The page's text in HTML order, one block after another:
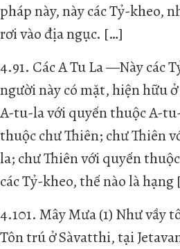
pháp này, này các Tỷ-kheo,
rơi vào địa ngục. […]
4.91. Các A Tu La —Này các
người này có mặt, hiện hữu
A-tu-la với quyến thuộc A-
thuộc chư Thiên; chư Thiên
la; chư Thiên với quyến
các Tỷ-kheo, thế nào là hạng
4.101. Mây Mưa (1) Như vầy
Tôn trú ở Sàvatthi, tại